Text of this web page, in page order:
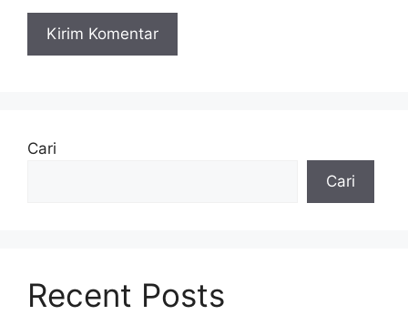
Cari
Cari
Recent Posts